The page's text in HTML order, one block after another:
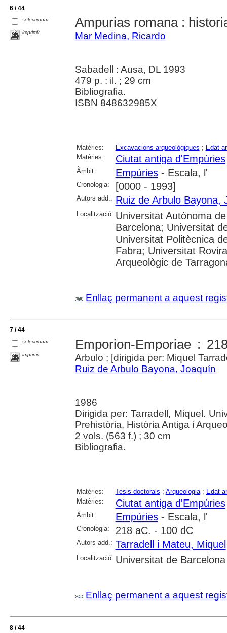
6 / 44
seleccionar
imprimir
Ampurias romana :
Mar Medina, Ricardo
Sabadell : Ausa, DL 1993
479 p. : il. ; 29 cm
Bibliografia.
ISBN 848632985X
Matèries: Excavacions arqueològiques ; Edat
Matèries:
Ciutat antiga d'Empúries
Àmbit: Empúries- Escala, l'
Cronologia: [0000 - 1993]
Autors add.: Ruiz de Arbulo Bayona,
Localització: Universitat Autònoma
Barcelona; Universitat
Universitat Politècnica
Fabra; Universitat
Arqueològic de
Enllaç permanent a aquest
7 / 44
seleccionar
imprimir
Emporion-Emporiae :
Arbulo ; [dirigida per: Miquel
Ruiz de Arbulo Bayona, Joaquín
1986
Dirigida per: Tarradell, Miquel.
Prehistòria, Història Antiga i
2 vols. (563 f.) ; 30 cm
Bibliografia.
Matèries: Tesis doctorals ; Arqueologia; Edat
Matèries:
Ciutat antiga d'Empúries
Àmbit: Empúries- Escala, l'
Cronologia: 218 aC. - 100 dC
Autors add.: Tarradell i Mateu, Miquel
Localització: Universitat de Barcelona
Enllaç permanent a aquest
8 / 44